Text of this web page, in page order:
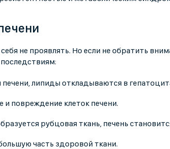
не проявлять. Но если не обратить
липиды откладываются в
повреждение клеток печени.
рубцовая ткань, печень
часть здоровой ткани.